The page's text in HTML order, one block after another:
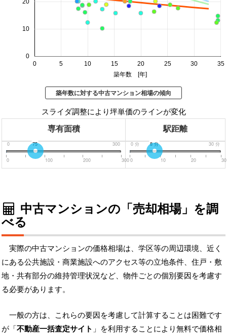
0 5 10 15 20 25 30 35
0
10
築年数 [年]
築年数に対する中古マンション相場の傾向
スライダ調整により坪単価のラインが変化
専有面積 駅距離
0 300
75
0 100 200 300
0分 30分
8分
0 10 20 30
中古マンションの「売却相場」を調
べる
実際の中古マンションの価格相場は、学区等の周辺環境、近く
にある公共施設・商業施設へのアクセス等の立地条件、住戸・敷
地・共有部分の維持管理状況など、物件ごとの個別要因を考慮す
る必要があります。
一般の方は、これらの要因を考慮して計算することは困難です
が「不動産一括査定サイト 」を利用することにより無料で価格相